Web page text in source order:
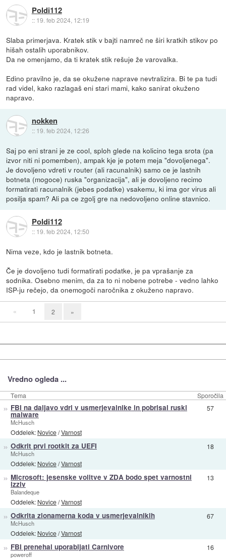
Poldi112
:: 19. feb 2024, 12:19
Slaba primerjava. Kratek stik v bajti namreč ne širi kratkih stikov po
hišah ostalih uporabnikov.
Da ne omenjamo, da ti kratek stik rešuje že varovalka.
Edino pravilno je, da se okužene naprave nevtralizira. Bi te pa tudi
rad videl, kako razlagaš eni stari mami, kako sanirat okuženo
napravo.
nokken
:: 19. feb 2024, 12:26
Saj po eni strani je ze cool, sploh glede na kolicino tega srota (pa
izvor niti ni pomemben), ampak kje je potem meja "dovoljenega".
Je dovoljeno vdreti v router (ali racunalnik) samo ce je lastnih
botneta (mogoce) ruska "organizacija", ali je dovoljeno recimo
formatirati racunalnik (jebes podatke) vsakemu, ki ima gor virus ali
posilja spam? Ali pa ce zgolj gre na nedovoljeno online stavnico.
Poldi112
:: 19. feb 2024, 12:50
Nima veze, kdo je lastnik botneta.
Če je dovoljeno tudi formatirati podatke, je pa vprašanje za
sodnika. Osebno menim, da za to ni nobene potrebe - vedno lahko
ISP-ju rečejo, da onemogoči naročnika z okuženo napravo.
« 1 2 »
Vredno ogleda ...
Tema Sporočila
» FBI na daljavo vdrl v usmerjevalnike in pobrisal ruski
malware
McHusch
Oddelek: Novice/Varnost
57
» Odkrit prvi rootkit za UEFI
McHusch
Oddelek: Novice/Varnost
18
» Microsoft: jesenske volitve v ZDA bodo spet varnostni
izziv
Balandeque
Oddelek: Novice/Varnost
13
» Odkrita zlonamerna koda v usmerjevalnikih
McHusch
Oddelek: Novice/Varnost
67
» FBI prenehal uporabljati Carnivore
poweroff
16